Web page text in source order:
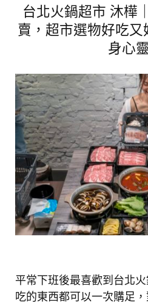
台北火鍋超市 沐樺
賣，超市選物好吃
身心
平常下班後最喜歡到台北
吃的東西都可以一次購足